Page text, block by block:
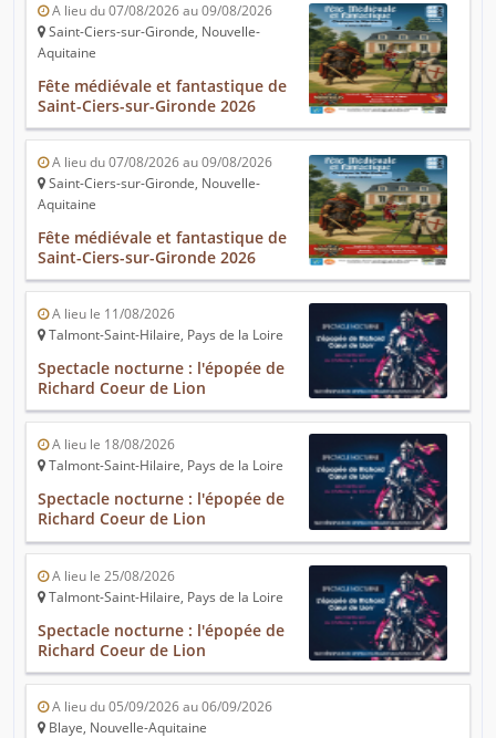
A lieu du 07/08/2026 au 09/08/2026
Saint-Ciers-sur-Gironde, Nouvelle-
Aquitaine
Fête médiévale et fantastique de
Saint-Ciers-sur-Gironde 2026
A lieu du 07/08/2026 au 09/08/2026
Saint-Ciers-sur-Gironde, Nouvelle-
Aquitaine
Fête médiévale et fantastique de
Saint-Ciers-sur-Gironde 2026
A lieu le 11/08/2026
Talmont-Saint-Hilaire, Pays de la Loire
Spectacle nocturne : l'épopée de
Richard Coeur de Lion
A lieu le 18/08/2026
Talmont-Saint-Hilaire, Pays de la Loire
Spectacle nocturne : l'épopée de
Richard Coeur de Lion
A lieu le 25/08/2026
Talmont-Saint-Hilaire, Pays de la Loire
Spectacle nocturne : l'épopée de
Richard Coeur de Lion
A lieu du 05/09/2026 au 06/09/2026
Blaye, Nouvelle-Aquitaine